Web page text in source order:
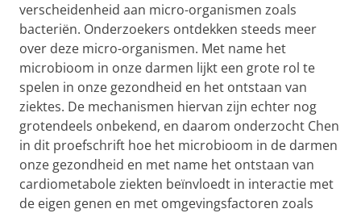
verscheidenheid aan micro-organismen zoals
bacteriën. Onderzoekers ontdekken steeds meer
over deze micro-organismen. Met name het
microbioom in onze darmen lijkt een grote rol te
spelen in onze gezondheid en het ontstaan van
ziektes. De mechanismen hiervan zijn echter nog
grotendeels onbekend, en daarom onderzocht Chen
in dit proefschrift hoe het microbioom in de darmen
onze gezondheid en met name het ontstaan van
cardiometabole ziekten beïnvloedt in interactie met
de eigen genen en met omgevingsfactoren zoals